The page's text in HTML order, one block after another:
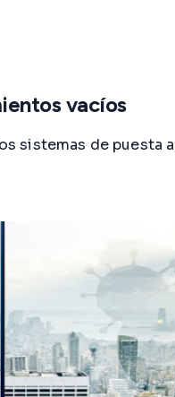
vacíos
sistemas de puesta